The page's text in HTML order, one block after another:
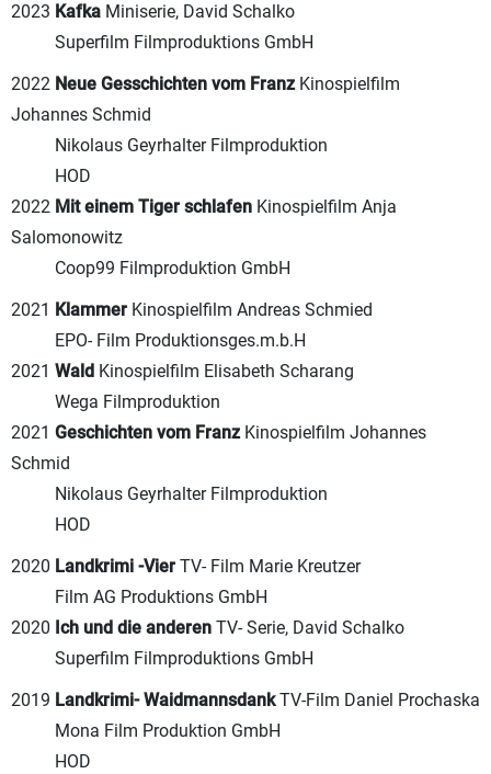
2023 Kafka Miniserie, David Schalko
Superfilm Filmproduktions GmbH
2022 Neue Gesschichten vom Franz Kinospielfilm
Johannes Schmid
Nikolaus Geyrhalter Filmproduktion
HOD
2022 Mit einem Tiger schlafen Kinospielfilm Anja
Salomonowitz
Coop99 Filmproduktion GmbH
2021 Klammer Kinospielfilm Andreas Schmied
EPO- Film Produktionsges.m.b.H
2021 Wald Kinospielfilm Elisabeth Scharang
Wega Filmproduktion
2021 Geschichten vom Franz Kinospielfilm Johannes
Schmid
Nikolaus Geyrhalter Filmproduktion
HOD
2020 Landkrimi -Vier TV- Film Marie Kreutzer
Film AG Produktions GmbH
2020 Ich und die anderen TV- Serie, David Schalko
Superfilm Filmproduktions GmbH
2019 Landkrimi- WaidmannsdankTV-Film Daniel Prochaska
Mona Film Produktion GmbH
HOD